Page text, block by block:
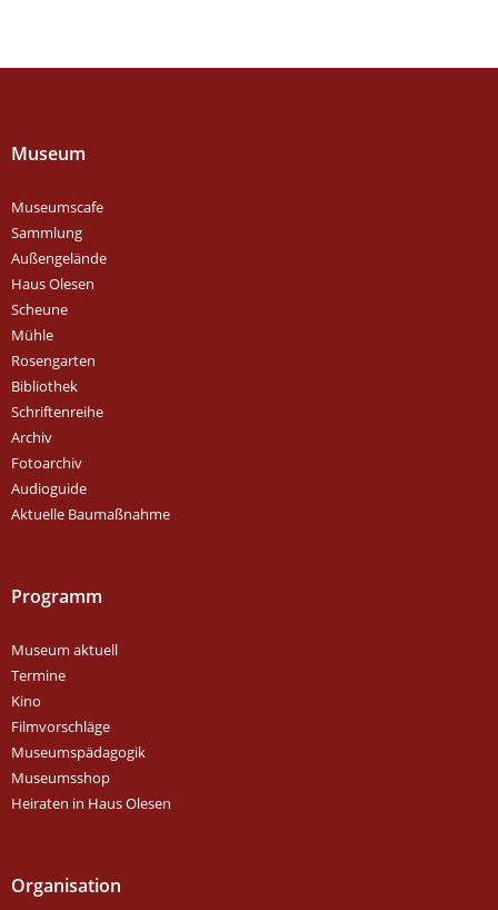
Museum
Museumscafe
Sammlung
Außengelände
Haus Olesen
Scheune
Mühle
Rosengarten
Bibliothek
Schriftenreihe
Archiv
Fotoarchiv
Audioguide
Aktuelle Baumaßnahme
Programm
Museum aktuell
Termine
Kino
Filmvorschläge
Museumspädagogik
Museumsshop
Heiraten in Haus Olesen
Organisation